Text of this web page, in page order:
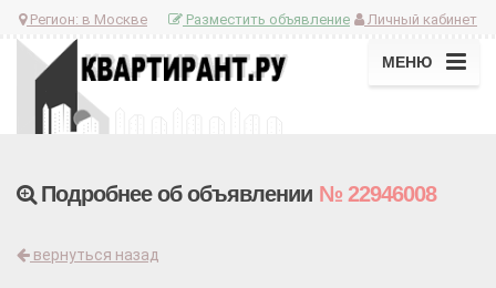
Регион: в Москве Личный кабинет
Разместить объявление
МЕНЮ
Подробнее об объявлении № 22946008
вернуться назад